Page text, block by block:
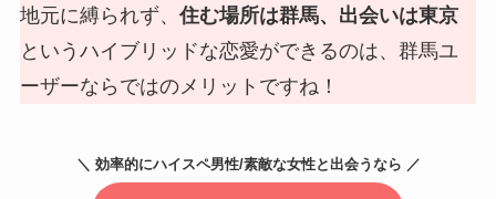
地元に縛られず、 住む場所は群馬、出会いは東京
というハイブリッドな恋愛ができるのは、群馬ユ
ーザーならではのメリットですね！
＼ 効率的にハイスペ男性/素敵な女性と出会うなら ／